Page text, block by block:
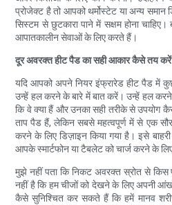
प्रोजेक्ट है तो आपको थर्मोस्टेट या अन्य
सिस्टम से छुटकारा पाने में सक्षम होना
आपातकालीन सेवाओं के लिए करते हैं।
दूर अवरक्त हीट पैड का सही आकार कैसे तय करें
यदि आपको अपने नियर इंफ्रारेड हीट पैड में
उन्हें हल करने के बारे में बात करें। उन्हें हल
कि वे क्या हैं और उनका सही तरीके से उपयोग
ताप पैड हैं, लेकिन सबसे महत्वपूर्ण में से एक
करने के लिए डिज़ाइन किया गया है। इसे
आपके स्मार्टफोन या टैबलेट को चार्ज करने के
मुझे नहीं पता कि निकट अवरक्त स्रोत से किस
नहीं है कि हम चीजों को देखने के लिए अपनी
कैसे सुनिश्चित कर सकते हैं कि हमें मानव